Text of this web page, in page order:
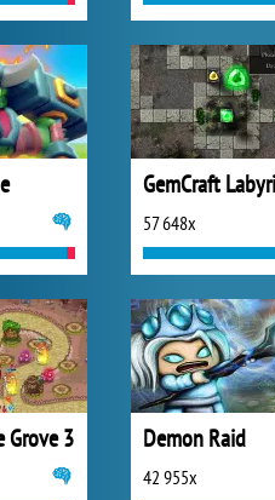
GemCraft
57 648x
Grove 3 Demon Raid
42 955x